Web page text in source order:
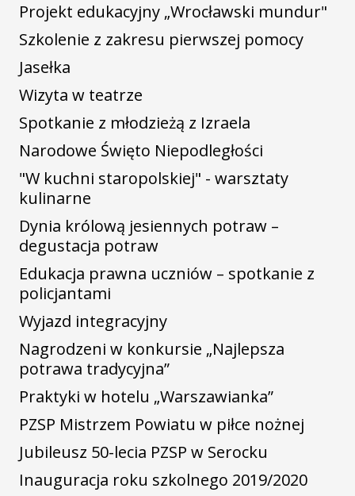
Projekt edukacyjny „Wrocławski mundur"
Szkolenie z zakresu pierwszej pomocy
Jasełka
Wizyta w teatrze
Spotkanie z młodzieżą z Izraela
Narodowe Święto Niepodległości
"W kuchni staropolskiej" - warsztaty
kulinarne
Dynia królową jesiennych potraw –
degustacja potraw
Edukacja prawna uczniów – spotkanie z
policjantami
Wyjazd integracyjny
Nagrodzeni w konkursie „Najlepsza
potrawa tradycyjna”
Praktyki w hotelu „Warszawianka”
PZSP Mistrzem Powiatu w piłce nożnej
Jubileusz 50-lecia PZSP w Serocku
Inauguracja roku szkolnego 2019/2020